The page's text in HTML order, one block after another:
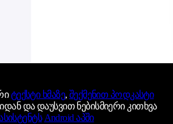
ტექსტი ხმაზე, შექმენით პოდკასტი
და დაუსვით ნებისმიერი კითხვა
Android აპში